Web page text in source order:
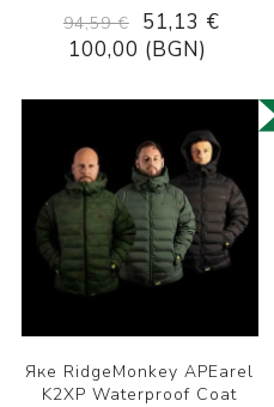
94,59 €
51,13 €
100,00 (BGN)
Яке RidgeMonkey APEarel
K2XP Waterproof Coat